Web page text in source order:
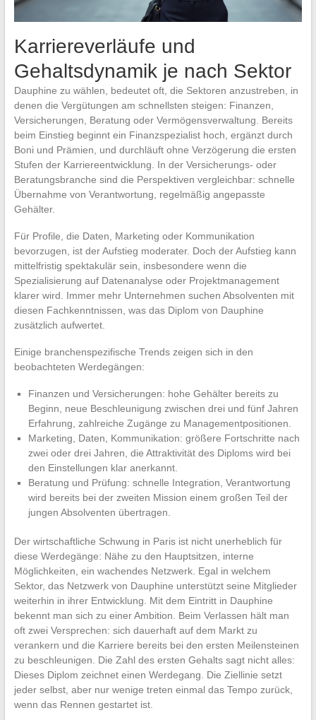
Karriereverläufe und
Gehaltsdynamik je nach Sektor
Dauphine zu wählen, bedeutet oft, die Sektoren anzustreben, in
denen die Vergütungen am schnellsten steigen: Finanzen,
Versicherungen, Beratung oder Vermögensverwaltung. Bereits
beim Einstieg beginnt ein Finanzspezialist hoch, ergänzt durch
Boni und Prämien, und durchläuft ohne Verzögerung die ersten
Stufen der Karriereentwicklung. In der Versicherungs- oder
Beratungsbranche sind die Perspektiven vergleichbar: schnelle
Übernahme von Verantwortung, regelmäßig angepasste
Gehälter.
Für Profile, die Daten, Marketing oder Kommunikation
bevorzugen, ist der Aufstieg moderater. Doch der Aufstieg kann
mittelfristig spektakulär sein, insbesondere wenn die
Spezialisierung auf Datenanalyse oder Projektmanagement
klarer wird. Immer mehr Unternehmen suchen Absolventen mit
diesen Fachkenntnissen, was das Diplom von Dauphine
zusätzlich aufwertet.
Einige branchenspezifische Trends zeigen sich in den
beobachteten Werdegängen:
Finanzen und Versicherungen: hohe Gehälter bereits zu
Beginn, neue Beschleunigung zwischen drei und fünf Jahren
Erfahrung, zahlreiche Zugänge zu Managementpositionen.
Marketing, Daten, Kommunikation: größere Fortschritte nach
zwei oder drei Jahren, die Attraktivität des Diploms wird bei
den Einstellungen klar anerkannt.
Beratung und Prüfung: schnelle Integration, Verantwortung
wird bereits bei der zweiten Mission einem großen Teil der
jungen Absolventen übertragen.
Der wirtschaftliche Schwung in Paris ist nicht unerheblich für
diese Werdegänge: Nähe zu den Hauptsitzen, interne
Möglichkeiten, ein wachendes Netzwerk. Egal in welchem
Sektor, das Netzwerk von Dauphine unterstützt seine Mitglieder
weiterhin in ihrer Entwicklung. Mit dem Eintritt in Dauphine
bekennt man sich zu einer Ambition. Beim Verlassen hält man
oft zwei Versprechen: sich dauerhaft auf dem Markt zu
verankern und die Karriere bereits bei den ersten Meilensteinen
zu beschleunigen. Die Zahl des ersten Gehalts sagt nicht alles:
Dieses Diplom zeichnet einen Werdegang. Die Ziellinie setzt
jeder selbst, aber nur wenige treten einmal das Tempo zurück,
wenn das Rennen gestartet ist.